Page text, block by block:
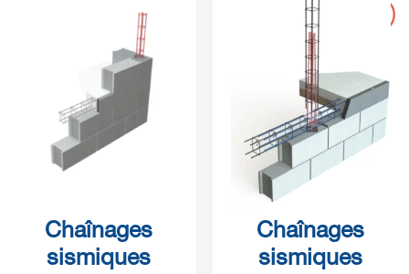
Chaînages
sismiques
Chaînages
sismiques